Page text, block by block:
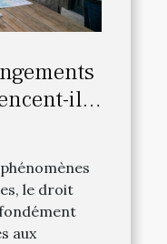
ils
?
le droit
aux